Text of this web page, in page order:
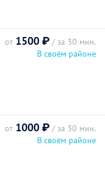
от 1500 ₽ / за 30 мин.
В своём районе
от 1000 ₽ / за 30 мин.
В своём районе